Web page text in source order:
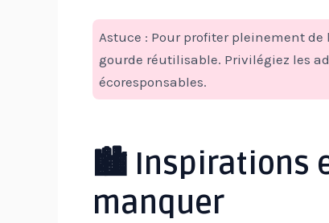
Astuce : Pour profiter pleinement
gourde réutilisable. Privilégiez les
écoresponsables.
🏙️ Inspirations
manquer